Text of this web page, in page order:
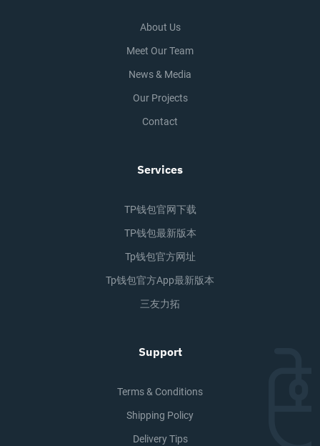
About Us
Meet Our Team
News & Media
Our Projects
Contact
Services
TP钱包官网下载
TP钱包最新版本
Tp钱包官方网址
Tp钱包官方app最新版本
三友力拓
Support
Terms & Conditions
Shipping Policy
Delivery Tips